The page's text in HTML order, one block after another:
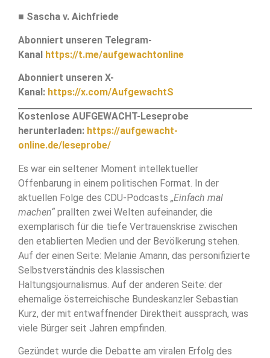
■ Sascha v. Aichfriede
Abonniert unseren Telegram-
Kanal https://t.me/aufgewachtonline
Abonniert unseren X-
Kanal: https://x.com/AufgewachtS
Kostenlose AUFGEWACHT-Leseprobe
herunterladen: https://aufgewacht-
online.de/leseprobe/
Es war ein seltener Moment intellektueller
Offenbarung in einem politischen Format. In der
aktuellen Folge des CDU-Podcasts „Einfach mal
machen“prallten zwei Welten aufeinander, die
exemplarisch für die tiefe Vertrauenskrise zwischen
den etablierten Medien und der Bevölkerung stehen.
Auf der einen Seite: Melanie Amann, das personifizierte
Selbstverständnis des klassischen
Haltungsjournalismus. Auf der anderen Seite: der
ehemalige österreichische Bundeskanzler Sebastian
Kurz, der mit entwaffnender Direktheit aussprach, was
viele Bürger seit Jahren empfinden.
Gezündet wurde die Debatte am viralen Erfolg des